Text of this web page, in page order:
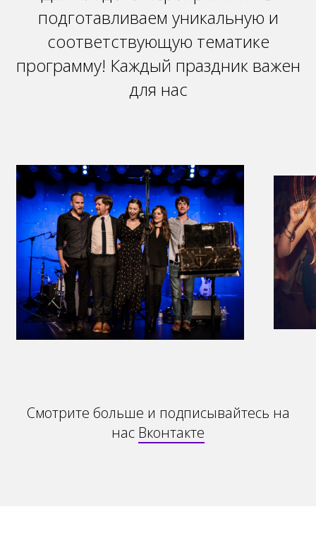
подготавливаем уникальную и
соответствующую тематике
программу! Каждый праздник важен
для нас
Смотрите больше и подписывайтесь на
нас Вконтакте